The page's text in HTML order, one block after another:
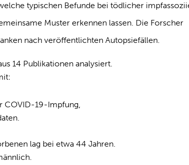
typischen Befunde bei tödlicher
Muster erkennen lassen. Die Forscher
nach veröffentlichten Autopsiefällen.
14 Publikationen analysiert.
COVID-19-Impfung,
lag bei etwa 44 Jahren.